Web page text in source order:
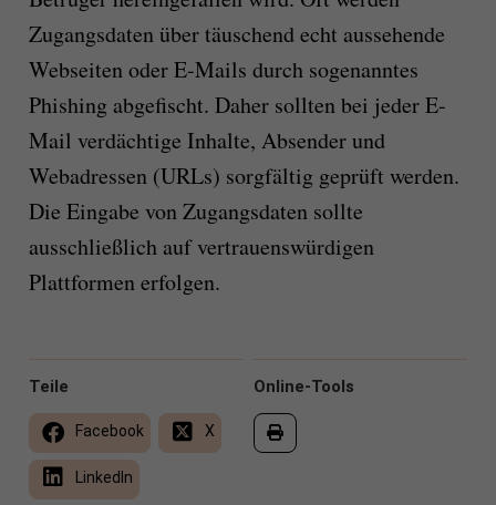
Zugangsdaten über täuschend echt aussehende
Webseiten oder E-Mails durch sogenanntes
Phishing abgefischt. Daher sollten bei jeder E-
Mail verdächtige Inhalte, Absender und
Webadressen (URLs) sorgfältig geprüft werden.
Die Eingabe von Zugangsdaten sollte
ausschließlich auf vertrauenswürdigen
Plattformen erfolgen.
Online-Tools
Teile
Facebook X
LinkedIn